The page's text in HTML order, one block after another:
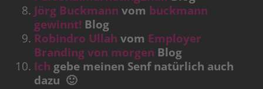
Jörg Buckmann vom buckmann
gewinnt! Blog
Robindro Ullah vom Employer
Branding von morgen Blog
Ich gebe meinen Senf natürlich auch
dazu 🙂